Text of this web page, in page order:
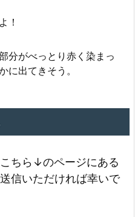
！
分がべっとり赤く染まっ
に出てきそう。
ちら↓のページにある
信いただければ幸いで